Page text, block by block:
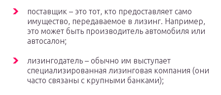
поставщик – это тот, кто предоставляет само
имущество, передаваемое в лизинг. Например,
это может быть производитель автомобиля или
автосалон;
лизингодатель – обычно им выступает
специализированная лизинговая компания (они
часто связаны с крупными банками);